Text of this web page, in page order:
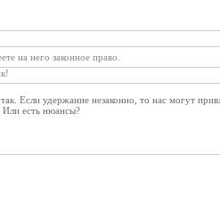
на него законное право.
Если удержание незаконно, то нас могут
Или есть нюансы?